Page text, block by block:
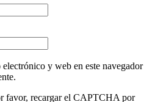
y web en este navegador
favor, recargar el CAPTCHA por